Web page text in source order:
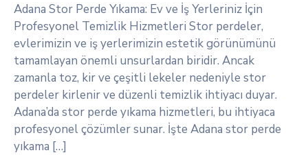
Adana Stor Perde Yıkama: Ev ve İş Yerleriniz İçin
Profesyonel Temizlik Hizmetleri Stor perdeler,
evlerimizin ve iş yerlerimizin estetik görünümünü
tamamlayan önemli unsurlardan biridir. Ancak
zamanla toz, kir ve çeşitli lekeler nedeniyle stor
perdeler kirlenir ve düzenli temizlik ihtiyacı duyar.
Adana’da stor perde yıkama hizmetleri, bu ihtiyaca
profesyonel çözümler sunar. İşte Adana stor perde
yıkama […]